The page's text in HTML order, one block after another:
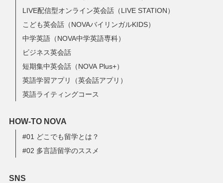
LIVE配信型オンライン英会話（LIVE STATION）
こども英会話（NOVAバイリンガルKIDS）
中学英語（NOVA中学英語専科）
ビジネス英会話
短期集中英会話（NOVA Plus+）
英語学習アプリ（英会話アプリ）
英語ライティングコース
HOW-TO NOVA
#01 どこでも留学とは？
#02 多言語留学のススメ
SNS